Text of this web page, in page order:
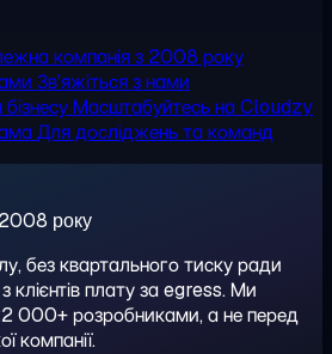
компанія з 2008 року
Зв'яжіться з нами
Масштабуйтесь на Cloudzy
Для досліджень та команд
року
без квартального тиску ради
клієнтів плату за egress. Ми
000+ розробниками, а не перед
компанії.